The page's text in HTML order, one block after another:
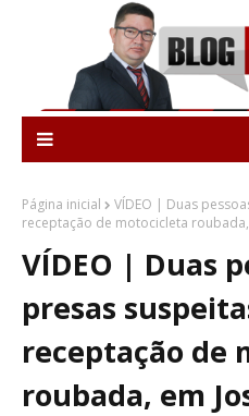
Página inicial
VÍDEO | Duas
receptação de motocicleta
VÍDEO | Duas
presas
receptação de
roubada, em